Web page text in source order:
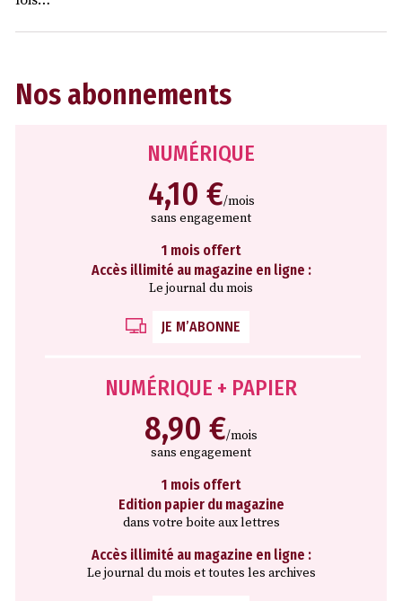
Nos abonnements
NUMÉRIQUE
4,10 €/mois
sans engagement
1 mois offert
Accès illimité au magazine en ligne :
Le journal du mois
JE M’ABONNE
NUMÉRIQUE + PAPIER
8,90 €/mois
sans engagement
1 mois offert
Edition papier du magazine
dans votre boite aux lettres
Accès illimité au magazine en ligne :
Le journal du mois et toutes les archives